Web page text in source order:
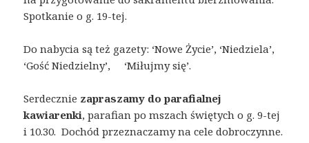
Spotkanie o g. 19-tej.
Do nabycia są też gazety: ‘Nowe Życie’, ‘Niedziela’,
‘Gość Niedzielny’, ‘Miłujmy się’.
Serdecznie zapraszamy do parafialnej
kawiarenki, parafian po mszach świętych o g. 9-tej
i 10.30. Dochód przeznaczamy na cele dobroczynne.